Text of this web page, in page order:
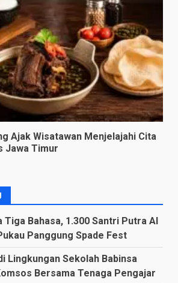
Ajak Wisatawan Menjelajahi Cita
Jawa Timur
Tiga Bahasa, 1.300 Santri Putra Al
Panggung Spade Fest
Lingkungan Sekolah Babinsa
Bersama Tenaga Pengajar